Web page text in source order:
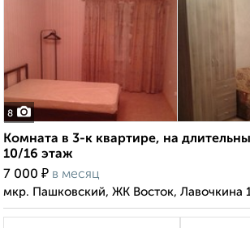
8
Комната в 3-к квартире, на
10/16 этаж
7 000 ₽ в месяц
мкр. Пашковский, ЖК Восток, Лавочкина